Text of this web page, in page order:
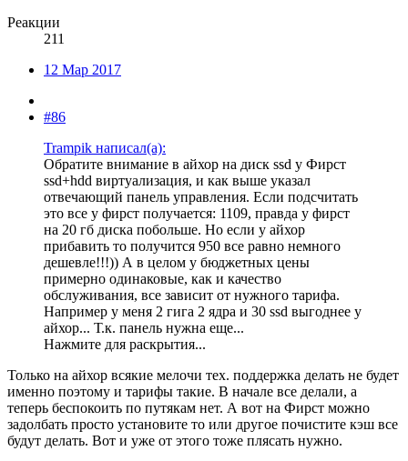
Реакции
211
12 Мар 2017
#86
Trampik написал(а):
Обратите внимание в айхор на диск ssd у Фирст
ssd+hdd виртуализация, и как выше указал
отвечающий панель управления. Если подсчитать
это все у фирст получается: 1109, правда у фирст
на 20 гб диска побольше. Но если у айхор
прибавить то получится 950 все равно немного
дешевле!!!)) А в целом у бюджетных цены
примерно одинаковые, как и качество
обслуживания, все зависит от нужного тарифа.
Например у меня 2 гига 2 ядра и 30 ssd выгоднее у
айхор... Т.к. панель нужна еще...
Нажмите для раскрытия...
Только на айхор всякие мелочи тех. поддержка делать не будет
именно поэтому и тарифы такие. В начале все делали, а
теперь беспокоить по путякам нет. А вот на Фирст можно
задолбать просто установите то или другое почистите кэш все
будут делать. Вот и уже от этого тоже плясать нужно.